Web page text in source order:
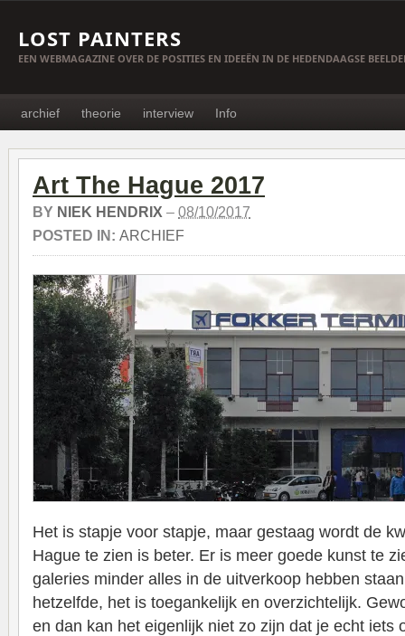
LOST PAINTERS
EEN WEBMAGAZINE OVER DE POSITIES EN IDEEËN IN DE HEDENDAAGSE
archief theorie interview Info
Art The Hague 2017
BY NIEK HENDRIX – 08/10/2017
POSTED IN: ARCHIEF
Het is stapje voor stapje, maar gestaag wordt de
Hague te zien is beter. Er is meer goede kunst te
galeries minder alles in de uitverkoop hebben
hetzelfde, het is toegankelijk en overzichtelijk.
en dan kan het eigenlijk niet zo zijn dat je echt iets